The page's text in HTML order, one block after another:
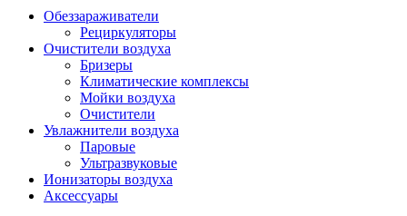
Обеззараживатели
Рециркуляторы
Очистители воздуха
Бризеры
Климатические комплексы
Мойки воздуха
Очистители
Увлажнители воздуха
Паровые
Ультразвуковые
Ионизаторы воздуха
Аксессуары